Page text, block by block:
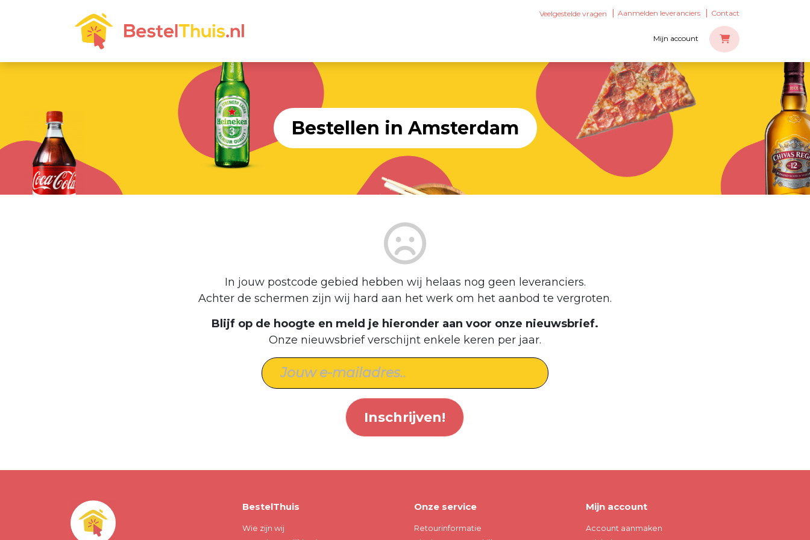
Veelgestelde vragen Aanmelden leveranciers Contact
Mijn account
Bestellen in Amsterdam
In jouw postcode gebied hebben wij helaas nog geen leveranciers.
Achter de schermen zijn wij hard aan het werk om het aanbod te vergroten.
Blijf op de hoogte en meld je hieronder aan voor onze nieuwsbrief.
Onze nieuwsbrief verschijnt enkele keren per jaar.
Inschrijven!
BestelThuis
Wie zijn wij
Onze service
Retourinformatie
Mijn account
Account aanmaken